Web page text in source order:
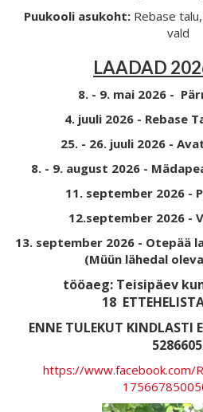
Puukooli asukoht: Rebase
vald
LAADAD
8. - 9. mai 2026 -
4. juuli 2026 - Rebase
25. - 26. juuli 2026 -
8. - 9. august 2026 -
11. september 2026 -
12.september 2026 -
13. september 2026 - Otepää
(Müün lähedal
tööaeg: Teisipäev
18
ENNE TULEKUT KINDLASTI
https://www.facebook.com/